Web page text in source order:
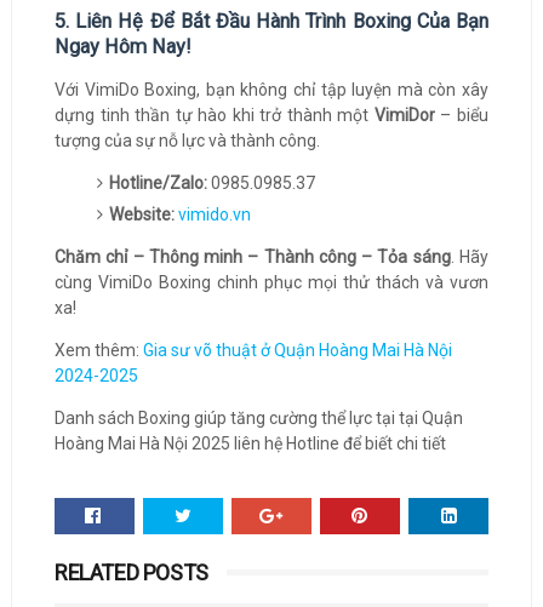
5. Liên Hệ Để Bắt Đầu Hành Trình Boxing Của Bạn
Ngay Hôm Nay!
Với VimiDo Boxing, bạn không chỉ tập luyện mà còn xây
dựng tinh thần tự hào khi trở thành một VimiDor– biểu
tượng của sự nỗ lực và thành công.
Hotline/Zalo:0985.0985.37
Website:vimido.vn
Chăm chỉ – Thông minh – Thành công – Tỏa sáng. Hãy
cùng VimiDo Boxing chinh phục mọi thử thách và vươn
xa!
Xem thêm: Gia sư võ thuật ở Quận Hoàng Mai Hà Nội
2024-2025
Danh sách Boxing giúp tăng cường thể lực tại tại Quận
Hoàng Mai Hà Nội 2025 liên hệ Hotline để biết chi tiết
RELATED POSTS